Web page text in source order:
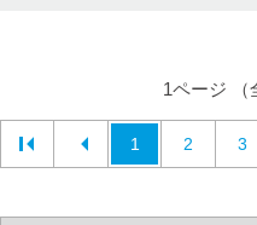
1ページ （
1 2 3